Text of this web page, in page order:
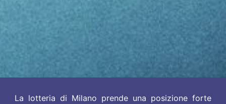
La lotteria di Milano prende una posizione forte